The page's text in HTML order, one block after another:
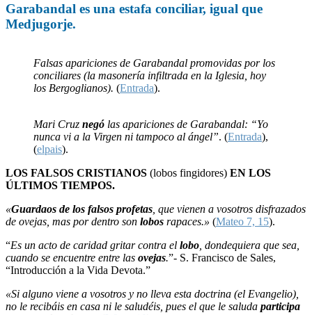
Garabandal es una estafa conciliar, igual que
Medjugorje.
Falsas apariciones de Garabandal promovidas por los
conciliares (la masonería infiltrada en la Iglesia, hoy
los Bergoglianos). (Entrada).
Mari Cruz negó las apariciones de Garabandal: “Yo
nunca vi a la Virgen ni tampoco al ángel”. (Entrada),
(elpais).
LOS FALSOS CRISTIANOS (lobos fingidores) EN LOS
ÚLTIMOS TIEMPOS.
«Guardaos de los falsos profetas , que vienen a vosotros disfrazados
de ovejas, mas por dentro son lobos rapaces.» (Mateo 7, 15).
“Es un acto de caridad gritar contra el lobo , dondequiera que sea,
cuando se encuentre entre las ovejas.”- S. Francisco de Sales,
“Introducción a la Vida Devota.”
«Si alguno viene a vosotros y no lleva esta doctrina (el Evangelio),
no le recibáis en casa ni le saludéis, pues el que le saluda participa